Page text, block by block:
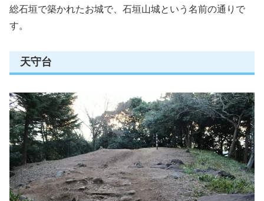
総石垣で築かれたお城で、石垣山城という名前の通りで
す。
天守台